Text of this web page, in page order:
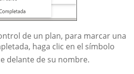
de un plan, para marcar una
haga clic en el símbolo
delante de su nombre.